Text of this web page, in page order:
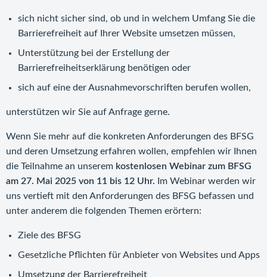
sich nicht sicher sind, ob und in welchem Umfang Sie die
Barrierefreiheit auf Ihrer Website umsetzen müssen,
Unterstützung bei der Erstellung der
Barrierefreiheitserklärung benötigen oder
sich auf eine der Ausnahmevorschriften berufen wollen,
unterstützen wir Sie auf Anfrage gerne.
Wenn Sie mehr auf die konkreten Anforderungen des BFSG
und deren Umsetzung erfahren wollen, empfehlen wir Ihnen
die Teilnahme an unserem kostenlosen Webinar zum BFSG
am 27. Mai 2025 von 11 bis 12 Uhr. Im Webinar werden wir
uns vertieft mit den Anforderungen des BFSG befassen und
unter anderem die folgenden Themen erörtern:
Ziele des BFSG
Gesetzliche Pflichten für Anbieter von Websites und Apps
Umsetzung der Barrierefreiheit